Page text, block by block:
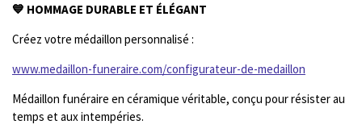
💙 HOMMAGE DURABLE ET ÉLÉGANT
Créez votre médaillon personnalisé :
www.medaillon-funeraire.com/configurateur-de-medaillon
Médaillon funéraire en céramique véritable, conçu pour résister au
temps et aux intempéries.